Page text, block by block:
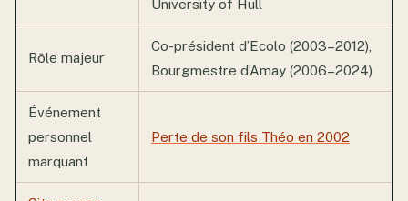
University of Hull
Rôle majeur
Co-président d’Ecolo (2003–2012),
Bourgmestre d’Amay (2006–2024)
Événement
personnel
marquant
Perte de son fils Théo en 2002